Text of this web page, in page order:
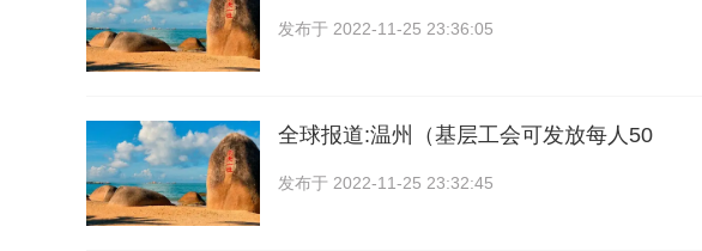
发布于 2022-11-25 23:36:05
全球报道:温州（基层工会可发放每人50
发布于 2022-11-25 23:32:45